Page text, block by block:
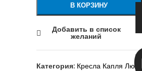
В КОРЗИНУ
Добавить в список
желаний
Категория: Кресла Капля Люкс